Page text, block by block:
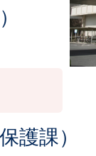
護課）